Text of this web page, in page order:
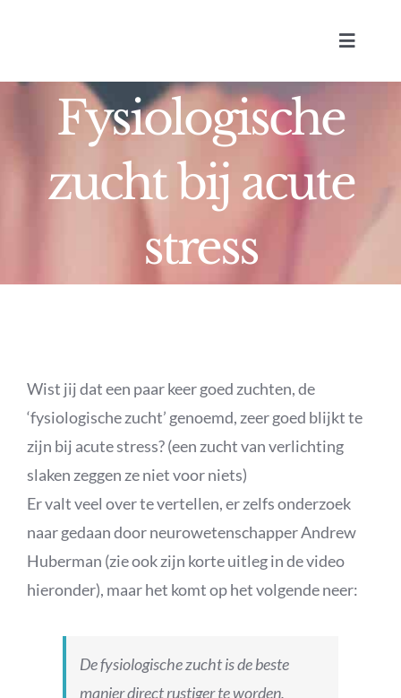
Toggle
Fysiologische
zucht bij acute
stress
Wist jij dat een paar keer goed zuchten, de
‘fysiologische zucht’ genoemd, zeer goed blijkt te
zijn bij acute stress? (een zucht van verlichting
slaken zeggen ze niet voor niets)
Er valt veel over te vertellen, er zelfs onderzoek
naar gedaan door neurowetenschapper Andrew
Huberman (zie ook zijn korte uitleg in de video
hieronder), maar het komt op het volgende neer:
De fysiologische zucht is de beste
manier direct rustiger te worden,